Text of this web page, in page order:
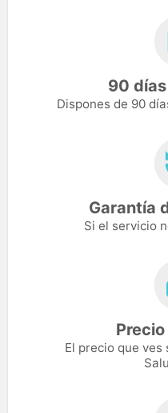
90
Dispones de 90
Garantía
Si el servicio
El precio que